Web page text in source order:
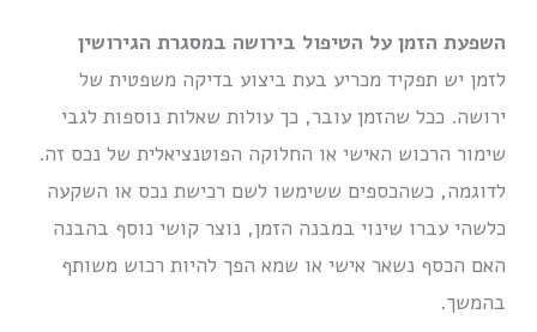
השפעת הזמן על הטיפול בירושה במסגרת הגירושין
לזמן יש תפקיד מכריע בעת ביצוע בדיקה משפטית של
ירושה. ככל שהזמן עובר, כך עולות שאלות נוספות לגבי
שימור הרכוש האישי או החלוקה הפוטנציאלית של נכס זה.
לדוגמה, כשהכספים ששימשו לשם רכישת נכס או השקעה
כלשהי עברו שינוי במבנה הזמן, נוצר קושי נוסף בהבנה
האם הכסף נשאר אישי או שמא הפך להיות רכוש משותף
בהמשך.